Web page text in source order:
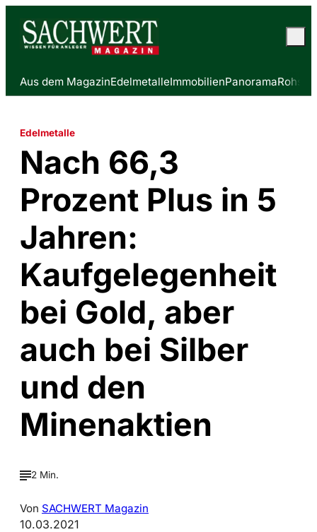
Aus dem MagazinEdelmetalleImmobilienPanorama
Edelmetalle
Nach 66,3
Prozent Plus in 5
Jahren:
Kaufgelegenheit
bei Gold, aber
auch bei Silber
und den
Minenaktien
2 Min.
Von SACHWERT Magazin
10.03.2021